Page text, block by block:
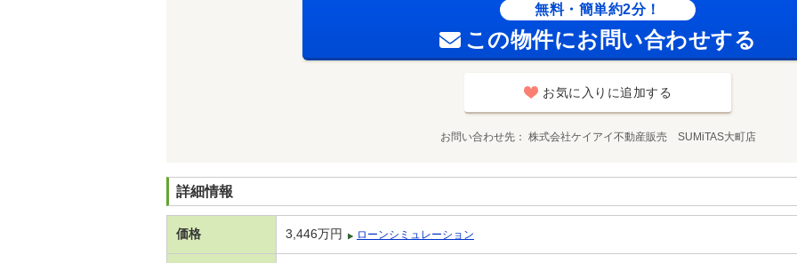
無料・簡単約2分！
この物件にお問い合わせする
お気に入りに追加する
お問い合わせ先 株式会社ケイアイ不動産販売 SUMiTAS大町店
詳細情報
価格 3,446万円 ローンシミュレーション